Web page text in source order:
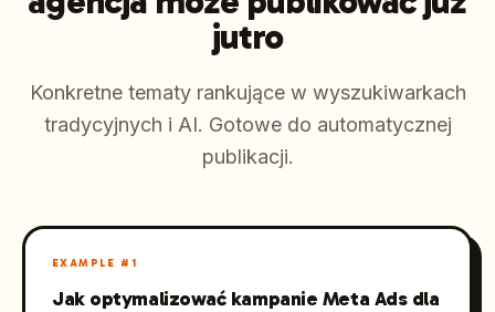
jutro
Konkretne tematy rankujące w wyszukiwarkach
tradycyjnych i AI. Gotowe do automatycznej
publikacji.
EXAMPLE # 1
Jak optymalizować kampanie Meta Ads dla